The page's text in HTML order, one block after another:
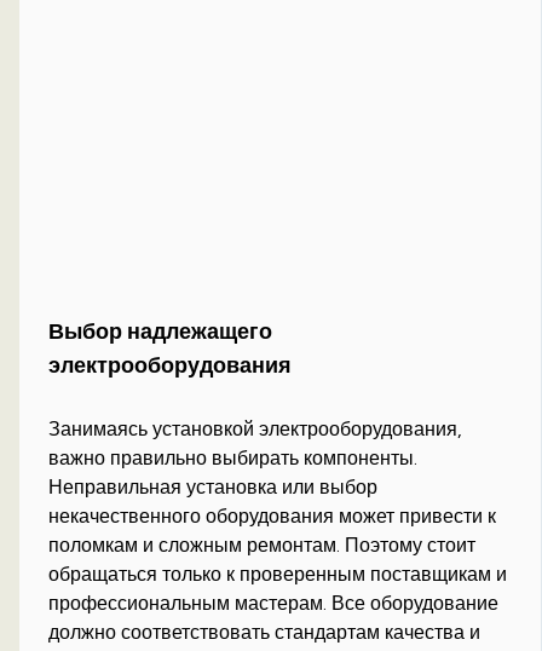
Выбор надлежащего
электрооборудования
Занимаясь установкой электрооборудования,
важно правильно выбирать компоненты.
Неправильная установка или выбор
некачественного оборудования может привести к
поломкам и сложным ремонтам. Поэтому стоит
обращаться только к проверенным поставщикам и
профессиональным мастерам. Все оборудование
должно соответствовать стандартам качества и